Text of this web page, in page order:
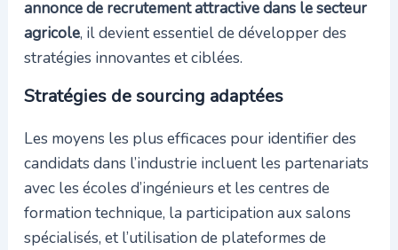
annonce de recrutement attractive dans le secteur
agricole, il devient essentiel de développer des
stratégies innovantes et ciblées.
Stratégies de sourcing adaptées
Les moyens les plus efficaces pour identifier des
candidats dans l’industrie incluent les partenariats
avec les écoles d’ingénieurs et les centres de
formation technique, la participation aux salons
spécialisés, et l’utilisation de plateformes de